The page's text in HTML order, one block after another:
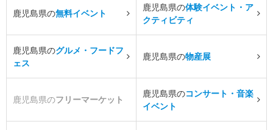
鹿児島県の無料イベント
鹿児島県の体験イベント・ア
クティビティ
鹿児島県のグルメ・フードフ
ェス
鹿児島県の物産展
鹿児島県のフリーマーケット
鹿児島県のコンサート・音楽
イベント